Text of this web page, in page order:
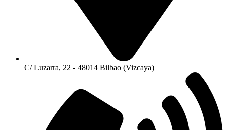
C/ Luzarra, 22 - 48014 Bilbao (Vizcaya)